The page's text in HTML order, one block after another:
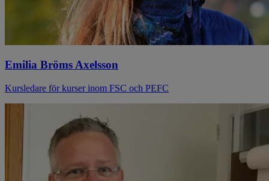
Emilia Bröms Axelsson
Kursledare för kurser inom FSC och PEFC